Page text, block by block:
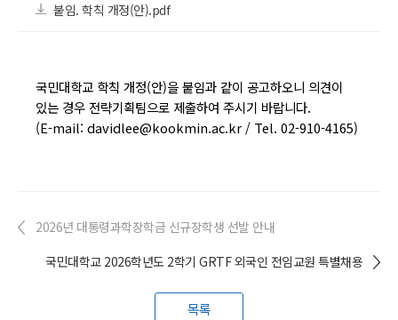
붙임. 학칙 개정(안).pdf
국민대학교 학칙 개정(안)을 붙임과 같이 공고하오니 의견이
있는 경우 전략기획팀으로 제출하여 주시기 바랍니다.
(E-mail: davidlee@kookmin.ac.kr / Tel. 02-910-4165)
2026년 대통령과학장학금 신규장학생 선발 안내
국민대학교 2026학년도 2학기 GRTF 외국인 전임교원 특별채용
목록